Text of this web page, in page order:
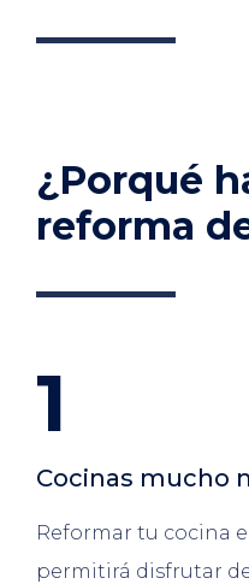
¿Porqué
reforma
1
Cocinas mucho
Reformar tu cocina
permitirá disfrutar